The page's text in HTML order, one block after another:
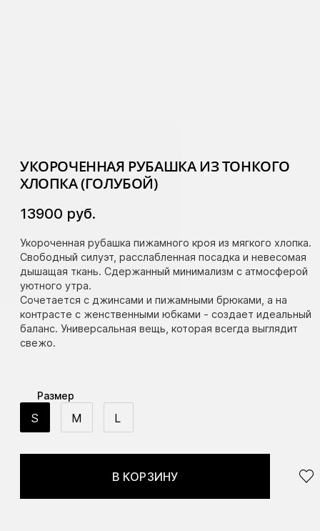
УКОРОЧЕННАЯ РУБАШКА ИЗ ТОНКОГО
ХЛОПКА (ГОЛУБОЙ)
13900 руб.
Укороченная рубашка пижамного кроя из мягкого хлопка.
Свободный силуэт, расслабленная посадка и невесомая
дышащая ткань. Сдержанный минимализм с атмосферой
уютного утра.
Сочетается с джинсами и пижамными брюками, а на
контрасте с женственными юбками - создает идеальный
баланс. Универсальная вещь, которая всегда выглядит
свежо.
Размер
S M L
В КОРЗИНУ